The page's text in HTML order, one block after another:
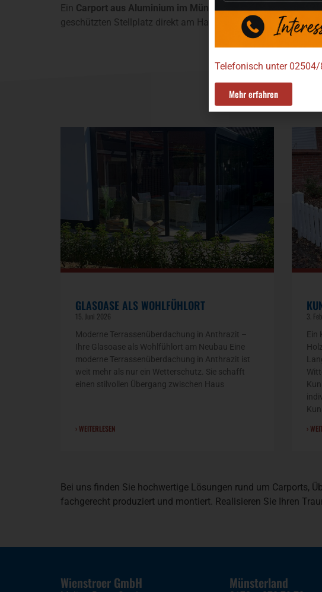
Ein Carport aus Aluminium im Münsterland oder in
geschützten Stellplatz direkt am Haus.
GLASOASE ALS WOHLFÜHLORT
15. Juni 2026
Moderne Terrassenüberdachung in Anthrazit –
Ihre Glasoase als Wohlfühlort am Neubau Eine
moderne Terrassenüberdachung in Anthrazit ist
weit mehr als nur ein Wetterschutz. Sie schafft
einen stilvollen Übergang zwischen Haus
› WEITERLESEN
3.
Ein
›
Bei uns finden Sie hochwertige Lösungen rund um Carports,
fachgerecht produziert und montiert. Realisieren Sie Ihren
Wienstroer GmbH Münsterland
Telefonisch unter
Mehr erfahren